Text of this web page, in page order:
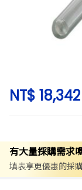
NT$ 18,342
有大量採購需求
填表享更優惠的採